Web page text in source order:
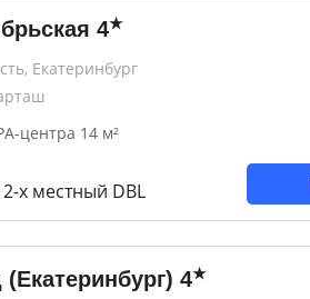
4★
Екатеринбург
центра 14 м²
х местный DBL
4★